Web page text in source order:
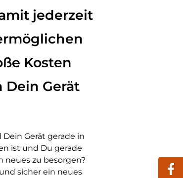
jederzeit
Kosten
Gerät
Gerät gerade in
ist und Du gerade
neues zu besorgen?
sicher ein neues